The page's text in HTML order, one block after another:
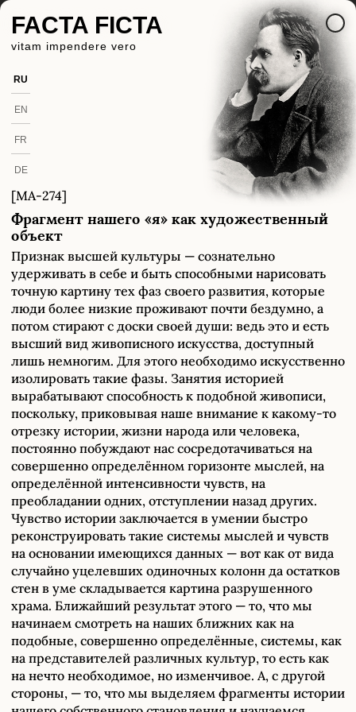
FACTA FICTA
vitam impendere vero
RU
EN
FR
DE
[MA-274]
Фрагмент нашего «я» как художественный
объект
Признак высшей культуры — сознательно
удерживать в себе и быть способными нарисовать
точную картину тех фаз своего развития, которые
люди более низкие проживают почти бездумно, а
потом стирают с доски своей души: ведь это и есть
высший вид живописного искусства, доступный
лишь немногим. Для этого необходимо искусственно
изолировать такие фазы. Занятия историей
вырабатывают способность к подобной живописи,
поскольку, приковывая наше внимание к какому-то
отрезку истории, жизни народа или человека,
постоянно побуждают нас сосредотачиваться на
совершенно определённом горизонте мыслей, на
определённой интенсивности чувств, на
преобладании одних, отступлении назад других.
Чувство истории заключается в умении быстро
реконструировать такие системы мыслей и чувств
на основании имеющихся данных — вот как от вида
случайно уцелевших одиночных колонн да остатков
стен в уме складывается картина разрушенного
храма. Ближайший результат этого — то, что мы
начинаем смотреть на наших ближних как на
подобные, совершенно определённые, системы, как
на представителей различных культур, то есть как
на нечто необходимое, но изменчивое. А, с другой
стороны, — то, что мы выделяем фрагменты истории